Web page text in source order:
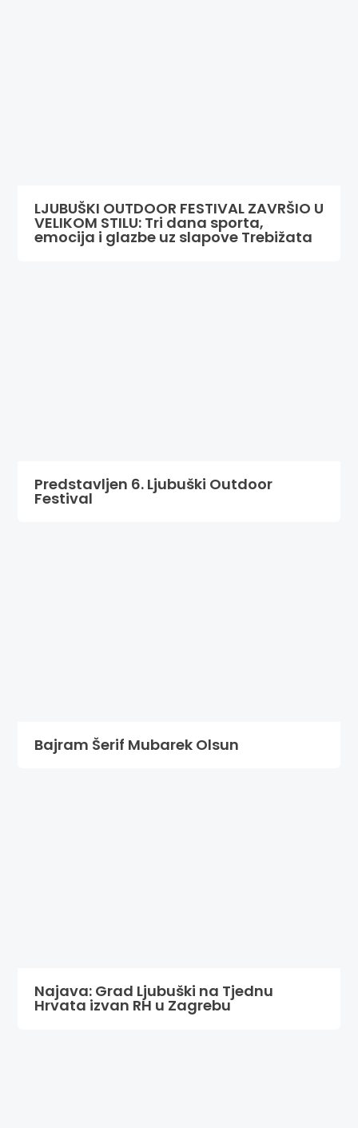
LJUBUŠKI OUTDOOR FESTIVAL ZAVRŠIO U
VELIKOM STILU: Tri dana sporta,
emocija i glazbe uz slapove Trebižata
Predstavljen 6. Ljubuški Outdoor
Festival
Bajram Šerif Mubarek Olsun
Najava: Grad Ljubuški na Tjednu
Hrvata izvan RH u Zagrebu